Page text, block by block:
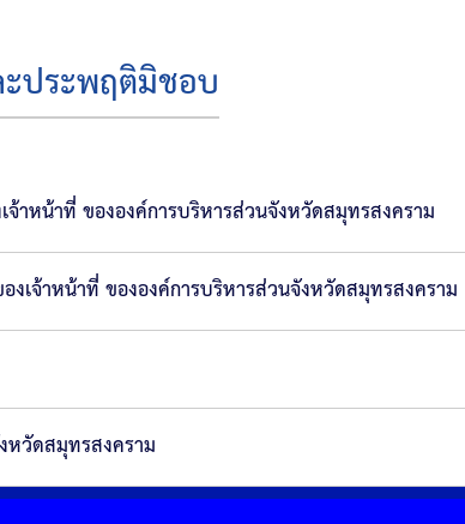
ะประพฤติมิชอบ
จ้าหน้าที่ ขององค์การบริหารส่วนจังหวัดสมุทรสงคราม
งเจ้าหน้าที่ ขององค์การบริหารส่วนจังหวัดสมุทรสงคราม
หวัดสมุทรสงคราม